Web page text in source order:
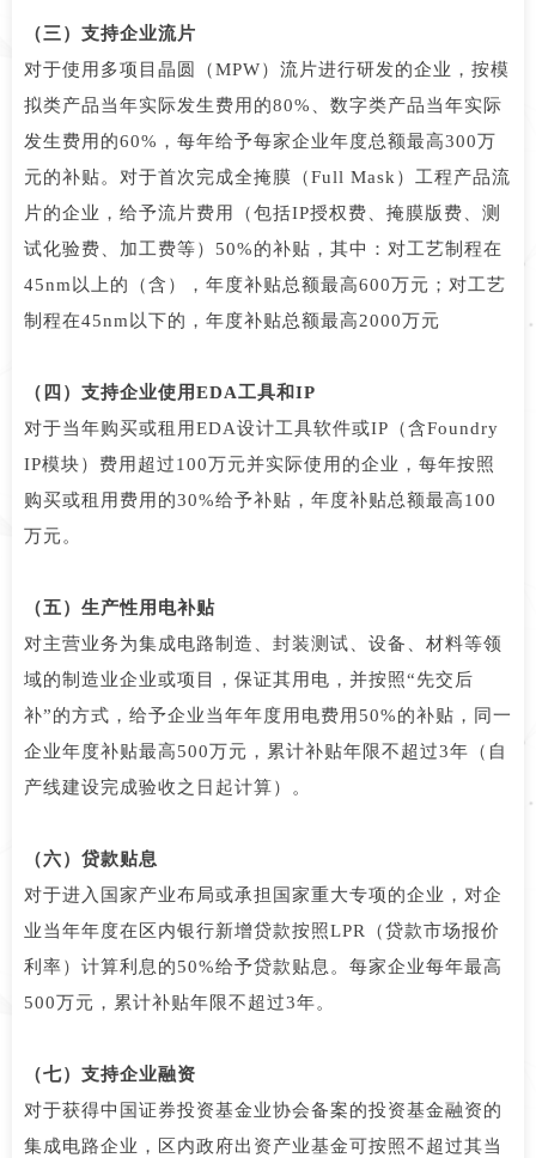
（三）支持企业流片
对于使用多项目晶圆（MPW）流片进行研发的企业，按模
拟类产品当年实际发生费用的80%、数字类产品当年实际
发生费用的60%，每年给予每家企业年度总额最高300万
元的补贴。对于首次完成全掩膜（Full Mask）工程产品流
片的企业，给予流片费用（包括IP授权费、掩膜版费、测
试化验费、加工费等）50%的补贴，其中：对工艺制程在
45nm以上的（含），年度补贴总额最高600万元；对工艺
制程在45nm以下的，年度补贴总额最高2000万元
（四）支持企业使用EDA工具和IP
对于当年购买或租用EDA设计工具软件或IP（含Foundry
IP模块）费用超过100万元并实际使用的企业，每年按照
购买或租用费用的30%给予补贴，年度补贴总额最高100
万元。
（五）生产性用电补贴
对主营业务为集成电路制造、封装测试、设备、材料等领
域的制造业企业或项目，保证其用电，并按照“先交后
补”的方式，给予企业当年年度用电费用50%的补贴，同一
企业年度补贴最高500万元，累计补贴年限不超过3年（自
产线建设完成验收之日起计算）。
（六）贷款贴息
对于进入国家产业布局或承担国家重大专项的企业，对企
业当年年度在区内银行新增贷款按照LPR（贷款市场报价
利率）计算利息的50%给予贷款贴息。每家企业每年最高
500万元，累计补贴年限不超过3年。
（七）支持企业融资
对于获得中国证券投资基金业协会备案的投资基金融资的
集成电路企业，区内政府出资产业基金可按照不超过其当